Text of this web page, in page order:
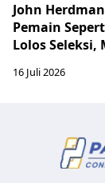
John
Pemain
Lolos Seleksi,
16 Juli 2026